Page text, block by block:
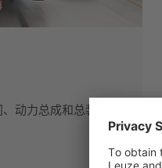
动力总成和总装车间